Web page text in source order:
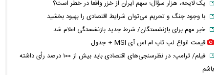
یک لایحه، هزار سؤال؛ سهم ایران از خزر واقعاً در خطر است؟
با وجود جنگ و تحریم می‌توان شرایط اقتصادی را بهبود بخشید
خبر مهم برای بازنشستگان/ شرط جدید بازنشستگی اعلام شد
قیمت انواع لپ تاپ ام اس آی MSI + جدول
فیلم/ ترامپ: در نظرسنجی‌های اقتصادی باید بیش از ۱۰۰ درصد رأی داشته
باشم